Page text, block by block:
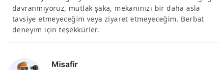
davranmıyoruz, mutlak şaka, mekanınızı bir daha asla
tavsiye etmeyeceğim veya ziyaret etmeyeceğim. Berbat
deneyim için teşekkürler.
Misafir